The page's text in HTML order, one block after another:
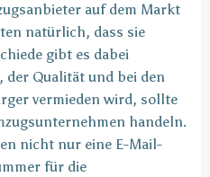
auf dem Markt
natürlich, dass sie
gibt es dabei
der Qualität und bei den
vermieden wird, sollte
handeln.
nicht nur eine E-Mail-
für die